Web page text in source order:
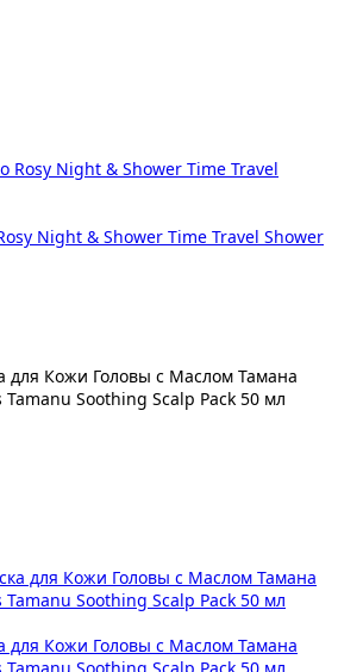
Night & Shower Time Travel Shower
Кожи Головы с Маслом Тамана
Tamanu Soothing Scalp Pack 50 мл
Кожи Головы с Маслом Тамана